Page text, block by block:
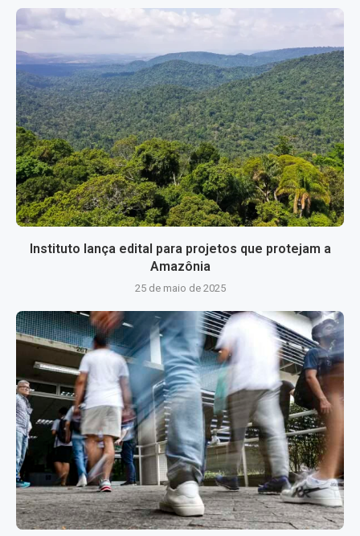
Instituto lança edital para projetos que protejam a
Amazônia
25 de maio de 2025